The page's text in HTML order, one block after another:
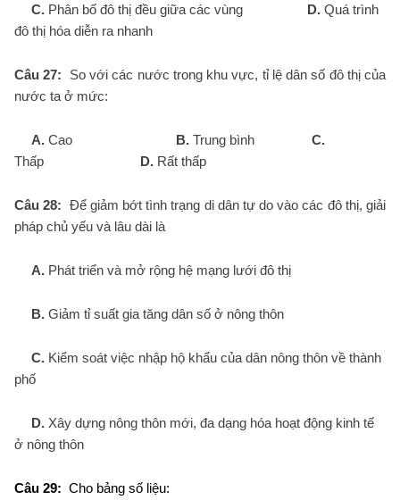
C. Phân bố đô thị đều giữa các vùng D. Quá trình
đô thị hóa diễn ra nhanh
Câu 27: So với các nước trong khu vực, tỉ lệ dân số đô thị của
nước ta ở mức:
A. Cao B. Trung bình
C.
Thấp
D. Rất thấp
Câu 28: Để giảm bớt tình trạng di dân tự do vào các đô thị, giải
pháp chủ yếu và lâu dài là
A. Phát triển và mở rộng hệ mạng lưới đô thị
B. Giảm tỉ suất gia tăng dân số ở nông thôn
C. Kiểm soát việc nhập hộ khẩu của dân nông thôn về thành
phố
D. Xây dựng nông thôn mới, đa dạng hóa hoạt động kinh tế
ở nông thôn
Câu 29: Cho bảng số liệu: